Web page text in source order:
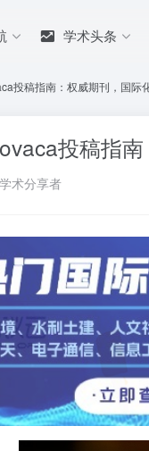
学术头条
投稿指南：权威期刊，国际
投稿指
学术分享者